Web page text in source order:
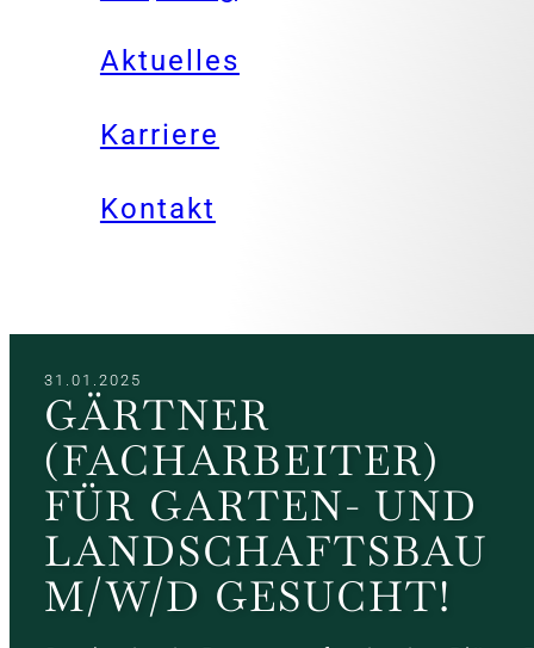
Aktuelles
Karriere
Kontakt
31.01.2025
GÄRTNER
(FACHARBEITER)
FÜR GARTEN- UND
LANDSCHAFTSBAU
M/W/D GESUCHT!